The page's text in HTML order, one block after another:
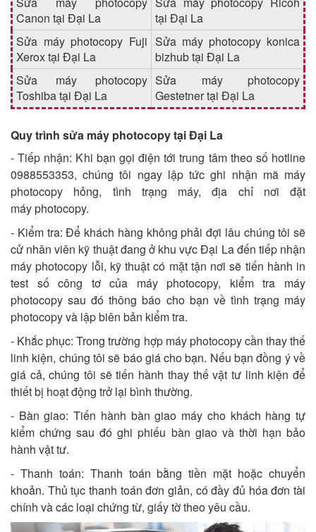
Canon tại Đại La
tại Đại La
Sửa máy photocopy Fuji
Xerox tại Đại La
Sửa máy photocopy konica
bizhub tại Đại La
Sửa máy photocopy
Toshiba tại Đại La
Sửa máy photocopy
Gestetner tại Đại La
Quy trình sửa máy photocopy tại Đại La
- Tiếp nhận: Khi bạn gọi điện tới trung tâm theo số hotline
0988553353, chúng tôi ngay lập tức ghi nhận mã máy
photocopy hỏng, tình trạng máy, địa chỉ nơi đặt
máy photocopy.
- Kiểm tra: Để khách hàng không phải đợi lâu chúng tôi sẽ
cử nhân viên kỹ thuật đang ở khu vực Đại La đến tiếp nhận
máy photocopy lỗi, kỹ thuật có mặt tận nơi sẽ tiến hành in
test số công tơ của máy photocopy, kiểm tra máy
photocopy sau đó thông báo cho bạn về tình trạng máy
photocopy và lập biên bản kiểm tra.
- Khắc phục: Trong trường hợp máy photocopy cần thay thế
linh kiện, chúng tôi sẽ báo giá cho bạn. Nếu bạn đồng ý về
giá cả, chúng tôi sẽ tiến hành thay thế vật tư linh kiện để
thiết bị hoạt động trở lại bình thường.
- Bàn giao: Tiến hành bàn giao máy cho khách hàng tự
kiểm chứng sau đó ghi phiếu bàn giao và thời hạn bảo
hành vật tư.
- Thanh toán: Thanh toán bằng tiền mặt hoặc chuyển
khoản. Thủ tục thanh toán đơn giản, có đầy đủ hóa đơn tài
chính và các loại chứng từ, giấy tờ theo yêu cầu.